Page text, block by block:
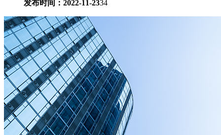
发布时间：2022-11-2334